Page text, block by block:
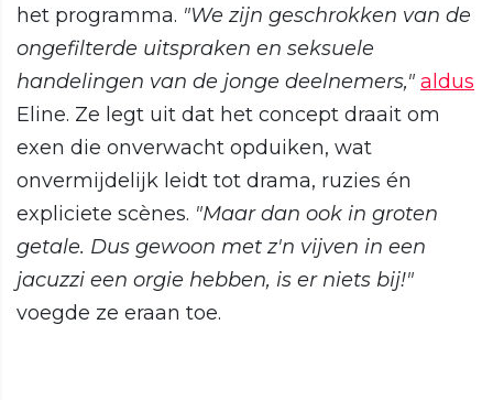
het programma. "We zijn geschrokken van de
ongefilterde uitspraken en seksuele
handelingen van de jonge deelnemers," aldus
Eline. Ze legt uit dat het concept draait om
exen die onverwacht opduiken, wat
onvermijdelijk leidt tot drama, ruzies én
expliciete scènes. "Maar dan ook in groten
getale. Dus gewoon met z'n vijven in een
jacuzzi een orgie hebben, is er niets bij!"
voegde ze eraan toe.